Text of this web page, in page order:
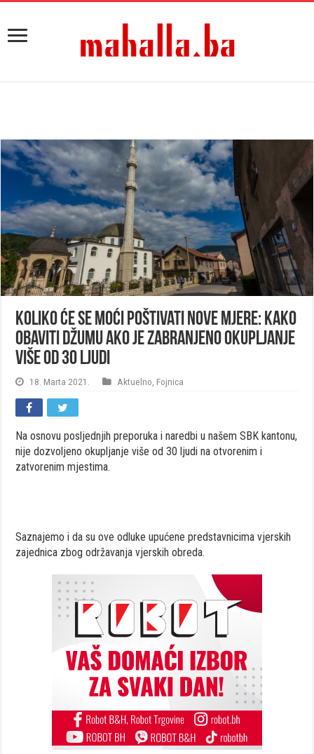
Koliko će se moći poštivati nove mjere: Kako
obaviti džumu ako je zabranjeno okupljanje
više od 30 ljudi
18. Marta 2021. Aktuelno Fojnica
Na osnovu posljednjih preporuka i naredbi u našem SBK kantonu,
nije dozvoljeno okupljanje više od 30 ljudi na otvorenim i
zatvorenim mjestima.
Saznajemo i da su ove odluke upućene predstavnicima vjerskih
zajednica zbog održavanja vjerskih obreda.